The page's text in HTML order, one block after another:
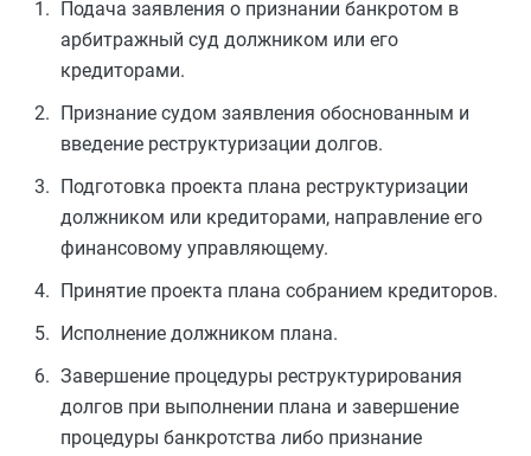
Подача заявления о признании банкротом в
арбитражный суд должником или его
кредиторами.
Признание судом заявления обоснованным и
введение реструктуризации долгов.
Подготовка проекта плана реструктуризации
должником или кредиторами, направление его
финансовому управляющему.
Принятие проекта плана собранием кредиторов.
Исполнение должником плана.
Завершение процедуры реструктурирования
долгов при выполнении плана и завершение
процедуры банкротства либо признание